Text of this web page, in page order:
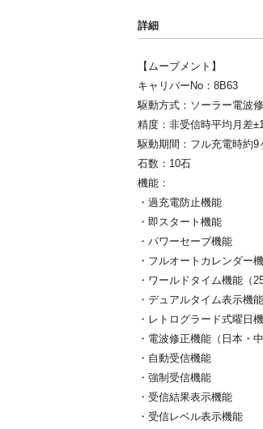
詳細
【ムーブメント】
キャリバーNo：8B63
駆動方式：ソーラー電波
精度：非受信時平均月差
駆動期間：フル充電時約
石数：10石
機能：
・過充電防止機能
・即スタート機能
・パワーセーブ機能
・フルオートカレンダー
・ワールドタイム機能（
・デュアルタイム表示機能
・レトログラード式曜日
・電波修正機能（日本・
・自動受信機能
・強制受信機能
・受信結果表示機能
・受信レベル表示機能